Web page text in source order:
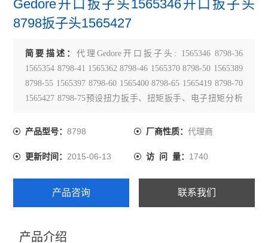
Gedore开口扳子头1565346开口扳子头
8798扳子头1565427
简要描述： 代理Gedore开口扳子头: 1565346 8798-36
1565354 8798-41 1565362 8798-46 1565370 8798-50 1565389
8798-55 1565397 8798-60 1565400 8798-65 1565419 8798-70
1565427 8798-75预设扭力扳手、扭矩扳手、电子扭矩分析
产品型号：8798 厂商性质： 代理商
更新时间：2015-06-13 访 问 量： 1740
产品咨询 联系我们
产品介绍